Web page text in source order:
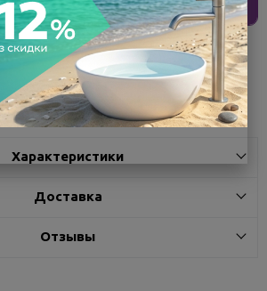
без переплат 8 237 ₽x 4 платежа
Поделиться
Характеристики
Доставка
Отзывы